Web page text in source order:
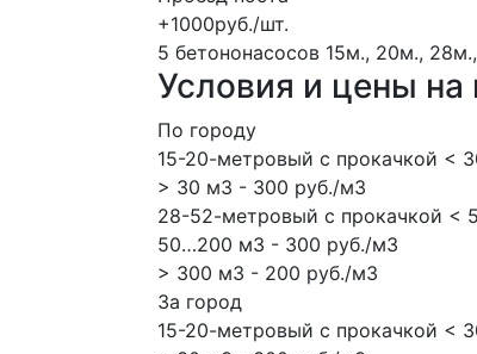
+1000руб./шт.
5 бетононасосов 15м., 20м.,
Условия и цены
По городу
15-20-метровый с прокачкой <
> 30 м3 - 300 руб./м3
28-52-метровый с прокачкой <
50…200 м3 - 300 руб./м3
> 300 м3 - 200 руб./м3
За город
15-20-метровый с прокачкой <